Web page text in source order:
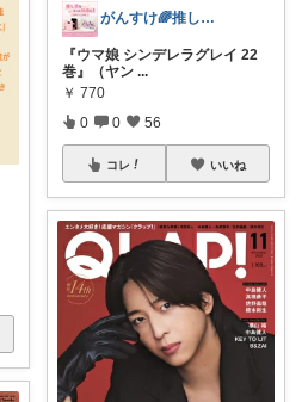
がんすけ🌈推し活×一人暮らし節約ヲタ
『ウマ娘 シンデレラグレイ 22
巻』（ヤン ...
￥ 770
0 0 56
コレ いいね